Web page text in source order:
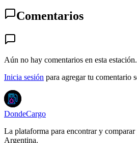
Comentarios
Aún no hay comentarios en esta estación.
Inicia sesión para agregar tu comentario
DondeCargo
La plataforma para encontrar y
Argentina.